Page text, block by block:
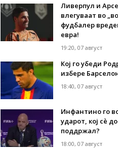
Ливерпул и
влегуваат во
фудбалер
евра!
19:20, 07 август
Кој го убеди
избере
18:40, 07 август
Инфантино го
ударот, кој сè
поддржал?
18:00, 07 август